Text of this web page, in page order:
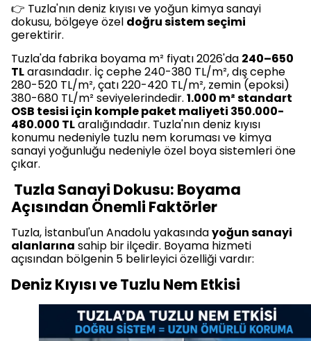
👉 Tuzla'nın deniz kıyısı ve yoğun kimya sanayi
dokusu, bölgeye özel doğru sistem seçimi
gerektirir.
Tuzla'da fabrika boyama m² fiyatı 2026'da 240–650
TLarasındadır. İç cephe 240-380 TL/m², dış cephe
280-520 TL/m², çatı 220-420 TL/m², zemin (epoksi)
380-680 TL/m² seviyelerindedir. 1.000 m² standart
OSB tesisi için komple paket maliyeti 350.000-
480.000 TLaralığındadır. Tuzla'nın deniz kıyısı
konumu nedeniyle tuzlu nem koruması ve kimya
sanayi yoğunluğu nedeniyle özel boya sistemleri öne
çıkar.
Tuzla Sanayi Dokusu: Boyama
Açısından Önemli Faktörler
Tuzla, İstanbul'un Anadolu yakasındayoğun sanayi
alanlarına sahip bir ilçedir. Boyama hizmeti
açısından bölgenin 5 belirleyici özelliği vardır:
Deniz Kıyısı ve Tuzlu Nem Etkisi